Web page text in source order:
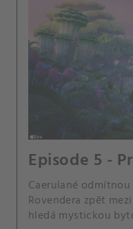
Episode 5 -
Caerulané
Rovendera zpět
hledá mystickou